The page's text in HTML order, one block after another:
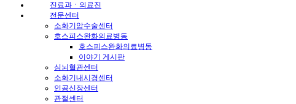
진료과ㆍ의료진
전문센터
소화기암수술센터
호스피스완화의료병동
호스피스완화의료병동
이야기 게시판
심뇌혈관센터
소화기내시경센터
인공신장센터
관절센터